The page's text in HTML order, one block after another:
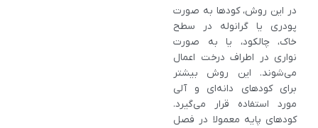
در این روش، کودها به‌ صورت
پودری یا گرانوله در سطح
خاک، چالکود، یا به‌ صورت
نواری در اطراف درخت اعمال
می‌شوند. این روش بیشتر
برای کودهای دانه‌ای و آلی
مورد استفاده قرار می‌گیرد.
کودهای پایه معمولا در فصل